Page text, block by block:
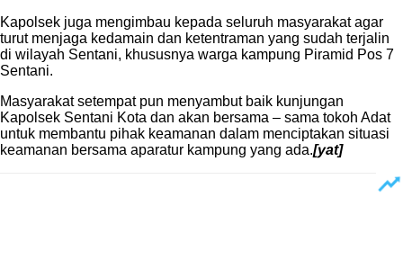
Kapolsek juga mengimbau kepada seluruh masyarakat agar
turut menjaga kedamain dan ketentraman yang sudah terjalin
di wilayah Sentani, khususnya warga kampung Piramid Pos 7
Sentani.
Masyarakat setempat pun menyambut baik kunjungan
Kapolsek Sentani Kota dan akan bersama – sama tokoh Adat
untuk membantu pihak keamanan dalam menciptakan situasi
keamanan bersama aparatur kampung yang ada.[yat]